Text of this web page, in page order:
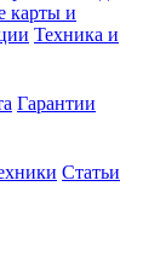
карты и
Техника и
Гарантии
Статьи